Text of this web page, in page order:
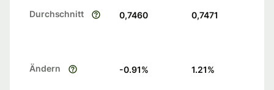
Durchschnitt 0,7460 0,7471
Ändern -0.91% 1.21%